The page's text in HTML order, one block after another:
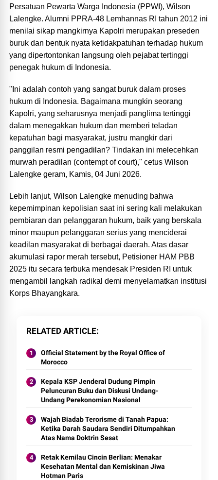
Persatuan Pewarta Warga Indonesia (PPWI), Wilson
Lalengke. Alumni PPRA-48 Lemhannas RI tahun 2012 ini
menilai sikap mangkirnya Kapolri merupakan preseden
buruk dan bentuk nyata ketidakpatuhan terhadap hukum
yang dipertontonkan langsung oleh pejabat tertinggi
penegak hukum di Indonesia.
"Ini adalah contoh yang sangat buruk dalam proses
hukum di Indonesia. Bagaimana mungkin seorang
Kapolri, yang seharusnya menjadi panglima tertinggi
dalam menegakkan hukum dan memberi teladan
kepatuhan bagi masyarakat, justru mangkir dari
panggilan resmi pengadilan? Tindakan ini melecehkan
murwah peradilan (contempt of court)," cetus Wilson
Lalengke geram, Kamis, 04 Juni 2026.
Lebih lanjut, Wilson Lalengke menuding bahwa
kepemimpinan kepolisian saat ini sering kali melakukan
pembiaran dan pelanggaran hukum, baik yang berskala
minor maupun pelanggaran serius yang menciderai
keadilan masyarakat di berbagai daerah. Atas dasar
akumulasi rapor merah tersebut, Petisioner HAM PBB
2025 itu secara terbuka mendesak Presiden RI untuk
mengambil langkah radikal demi menyelamatkan institusi
Korps Bhayangkara.
RELATED ARTICLE
Official Statement by the Royal Office of
Morocco
Kepala KSP Jenderal Dudung Pimpin
Peluncuran Buku dan Diskusi Undang-
Undang Perekonomian Nasional
Wajah Biadab Terorisme di Tanah Papua:
Ketika Darah Saudara Sendiri Ditumpahkan
Atas Nama Doktrin Sesat
Retak Kemilau Cincin Berlian: Menakar
Kesehatan Mental dan Kemiskinan Jiwa
Hotman Paris